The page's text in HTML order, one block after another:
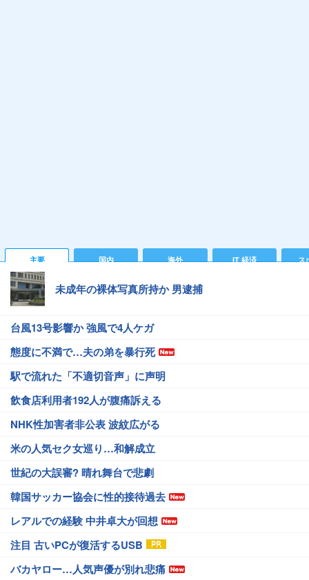
主要 国内 海外 IT 経済 ス
未成年の裸体写真所持か 男逮捕
台風13号影響か 強風で4人ケガ
態度に不満で…夫の弟を暴行死
駅で流れた「不適切音声」に声明
飲食店利用者192人が腹痛訴える
NHK性加害者非公表 波紋広がる
米の人気セク女巡り…和解成立
世紀の大誤審? 晴れ舞台で悲劇
韓国サッカー協会に性的接待過去
レアルでの経験 中井卓大が回想
注目 古いPCが復活するUSB
バカヤロー…人気声優が別れ悲痛